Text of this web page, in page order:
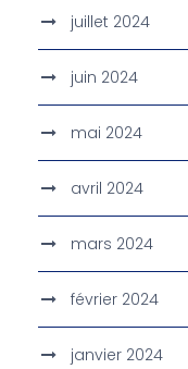
juillet 2024
juin 2024
mai 2024
avril 2024
mars 2024
février 2024
janvier 2024